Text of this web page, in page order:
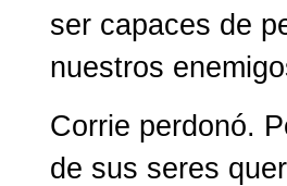
ser capaces de
nuestros
Corrie perdonó.
de sus seres